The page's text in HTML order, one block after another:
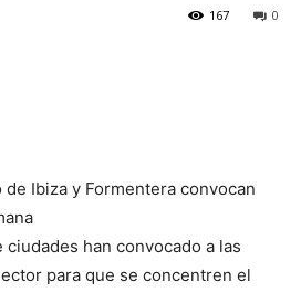
0
167
de Ibiza y Formentera convocan
ciudades han convocado a las
para que se concentren el